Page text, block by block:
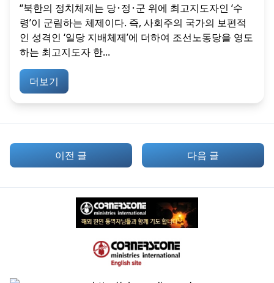
“북한의 정치체제는 당･정･군 위에 최고지도자인 ‘수
령’이 군림하는 체제이다. 즉, 사회주의 국가의 보편적
인 성격인 ‘일당 지배체제’에 더하여 조선노동당을 영도
하는 최고지도자 한...
더보기
이전 글 다음 글